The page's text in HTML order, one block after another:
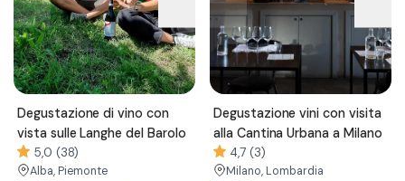
Degustazione di vino con
vista sulle Langhe del Barolo
5,0 (38)
Alba, Piemonte
Degustazione vini con visita
alla Cantina Urbana a Milano
4,7 (3)
Milano, Lombardia